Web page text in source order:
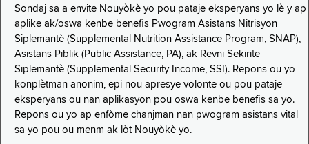
Sondaj sa a envite Nouyòkè yo pou pataje eksperyans yo lè y ap
aplike ak/oswa kenbe benefis Pwogram Asistans Nitrisyon
Siplemantè (Supplemental Nutrition Assistance Program, SNAP),
Asistans Piblik (Public Assistance, PA), ak Revni Sekirite
Siplemantè (Supplemental Security Income, SSI). Repons ou yo
konplètman anonim, epi nou apresye volonte ou pou pataje
eksperyans ou nan aplikasyon pou oswa kenbe benefis sa yo.
Repons ou yo ap enfòme chanjman nan pwogram asistans vital
sa yo pou ou menm ak lòt Nouyòkè yo.